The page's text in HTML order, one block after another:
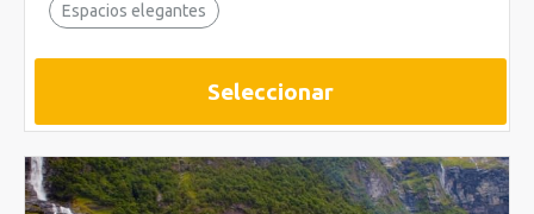
Espacios elegantes
Seleccionar